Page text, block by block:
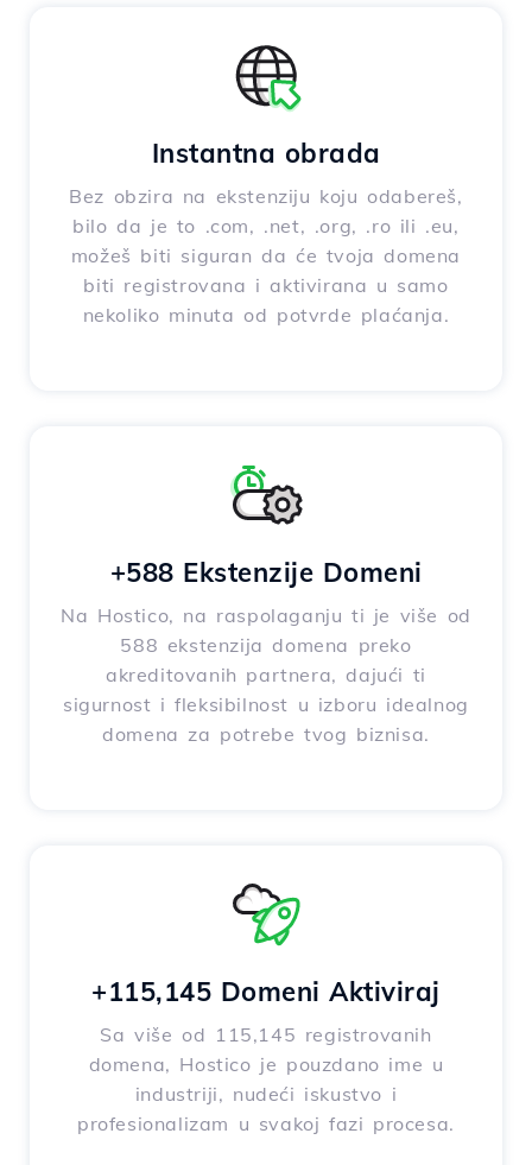
Instantna obrada
Bez obzira na ekstenziju koju odabereš,
bilo da je to .com, .net, .org, .ro ili .eu,
možeš biti siguran da će tvoja domena
biti registrovana i aktivirana u samo
nekoliko minuta od potvrde plaćanja.
+588 Ekstenzije Domeni
Na Hostico, na raspolaganju ti je više od
588 ekstenzija domena preko
akreditovanih partnera, dajući ti
sigurnost i fleksibilnost u izboru idealnog
domena za potrebe tvog biznisa.
+115,145 Domeni Aktiviraj
Sa više od 115,145 registrovanih
domena, Hostico je pouzdano ime u
industriji, nudeći iskustvo i
profesionalizam u svakoj fazi procesa.